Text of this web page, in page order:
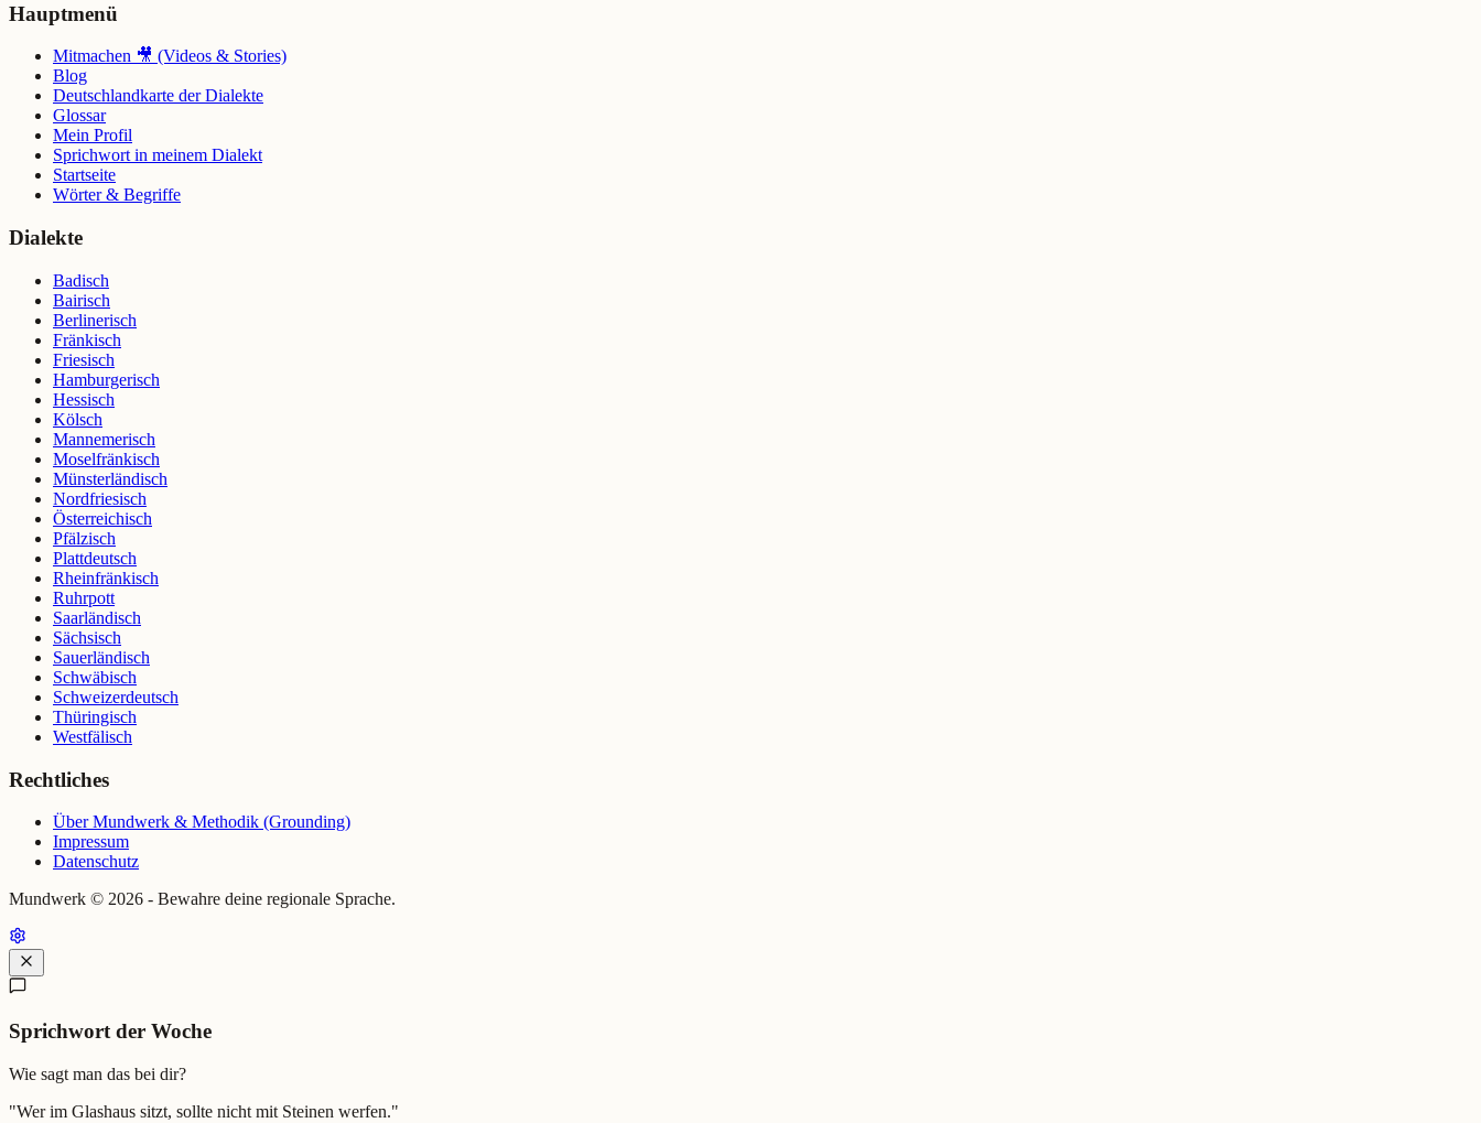
Hauptmenü
Mitmachen 🎥 (Videos & Stories)
Blog
Deutschlandkarte der Dialekte
Glossar
Mein Profil
Sprichwort in meinem Dialekt
Startseite
Wörter & Begriffe
Dialekte
Badisch
Bairisch
Berlinerisch
Fränkisch
Friesisch
Hamburgerisch
Hessisch
Kölsch
Mannemerisch
Moselfränkisch
Münsterländisch
Nordfriesisch
Österreichisch
Pfälzisch
Plattdeutsch
Rheinfränkisch
Ruhrpott
Saarländisch
Sächsisch
Sauerländisch
Schwäbisch
Schweizerdeutsch
Thüringisch
Westfälisch
Rechtliches
Über Mundwerk & Methodik (Grounding)
Impressum
Datenschutz
Mundwerk © 2026 - Bewahre deine regionale Sprache.
Sprichwort der Woche
Wie sagt man das bei dir?
"Wer im Glashaus sitzt, sollte nicht mit Steinen werfen."